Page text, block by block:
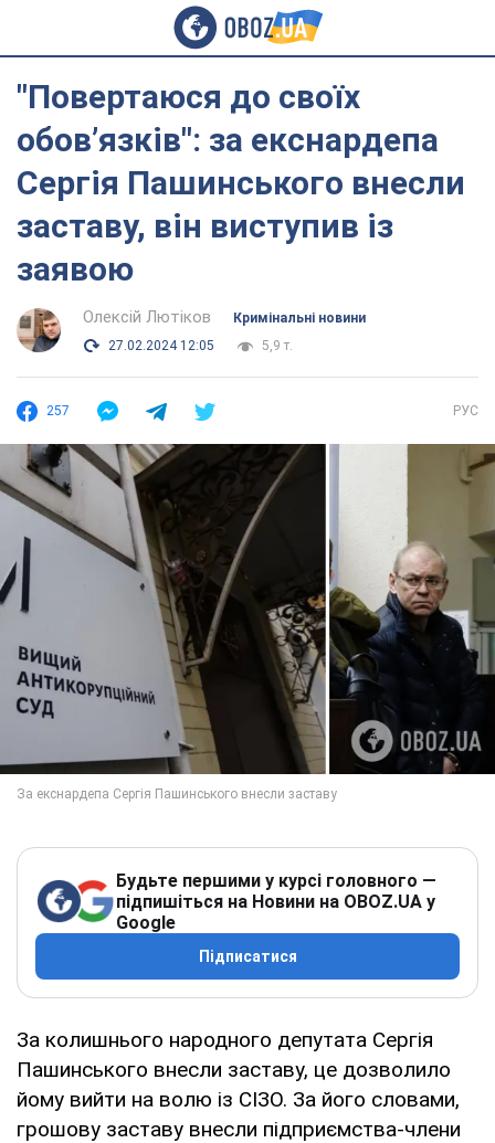
"Повертаюся до своїх
обов’язків": за екснардепа
Сергія Пашинського внесли
заставу, він виступив із
заявою
Олексій Лютіков
Кримінальні новини
27.02.2024 12:05
5,9 т.
257 РУС
Будьте першими у курсі головного —
підпишіться на Новини на OBOZ.UA у
Google
Підписатися
За колишнього народного депутата Сергія
Пашинського внесли заставу, це дозволило
йому вийти на волю із СІЗО. За його словами,
грошову заставу внесли підприємства-члени